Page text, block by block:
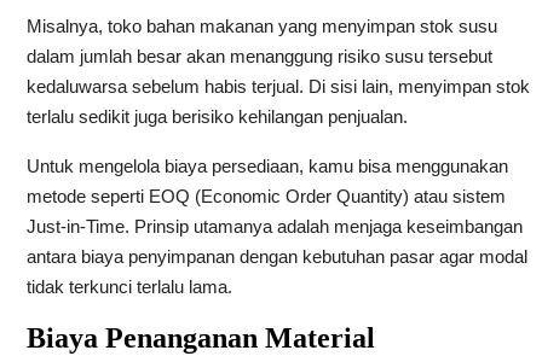
Misalnya, toko bahan makanan yang menyimpan stok susu
dalam jumlah besar akan menanggung risiko susu tersebut
kedaluwarsa sebelum habis terjual. Di sisi lain, menyimpan stok
terlalu sedikit juga berisiko kehilangan penjualan.
Untuk mengelola biaya persediaan, kamu bisa menggunakan
metode seperti EOQ (Economic Order Quantity) atau sistem
Just-in-Time. Prinsip utamanya adalah menjaga keseimbangan
antara biaya penyimpanan dengan kebutuhan pasar agar modal
tidak terkunci terlalu lama.
Biaya Penanganan Material